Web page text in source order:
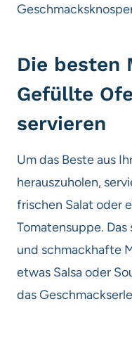
Die besten
Gefüllte
servieren
Um das Beste aus
herauszuholen,
frischen Salat oder
Tomatensuppe.
und schmackhafte
etwas Salsa oder
das